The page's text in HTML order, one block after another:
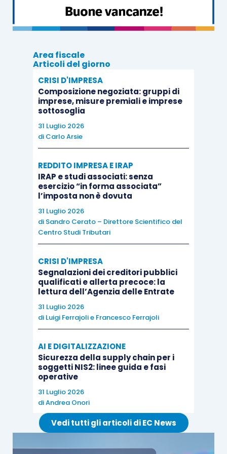
documentazioneivi contenutaprima
scadenza del termine diconservazione(10 anni).
Modifiche e integrazioni sono possibili
solamentein circostanze
necessitàravvisata dal revisore dimeglio
illustrarela documentazione giàesistente
esempio, a seguito di commenti
corso delleispezioni
controllo interno o esternodella qualità). In tali
casi il revisoredeveperò documentare le
specificheragioni che hanno reso
apportare modifiche o aggiunte e
quandoeda chi
effettuate eriesaminate.
Secondo quanto disposto dal
internazionale sul controllo della qualità ISQC
Italia 1, il revisore è altresì onerato di stabilire
direttive
riservatezza, lacustodia, l’
accessibilitàe larecuperabilitàdella
documentazione dell’incarico.
paragrafo A63
, il predetto principio chiarisce
inoltre che “A meno che
specifichino diversamente, la
dell’incaricoè di proprietàdel soggetto abilitato.
[Pertanto]Il soggetto abilitato,a sua discrezione ,
Area fiscale
Articoli del giorno
CRISI D'IMPRESA
Composizione negoziata: gruppi di
imprese, misure premiali e imprese
sottosoglia
31 Luglio 2026
di Carlo Arsie
REDDITO IMPRESA E IRAP
IRAP e studi associati: senza
esercizio “in forma associata”
l’imposta non è dovuta
31 Luglio 2026
di Sandro Cerato – Direttore Scientifico del
Centro Studi Tributari
CRISI D'IMPRESA
Segnalazioni dei creditori pubblici
qualificati e allerta precoce: la
lettura dell’Agenzia delle Entrate
31 Luglio 2026
di Luigi Ferrajolie Francesco Ferrajoli
AI E DIGITALIZZAZIONE
Sicurezza della supply chain per i
soggetti NIS2: linee guida e fasi
operative
31 Luglio 2026
diAndrea Onori
Vedi tutti gli articoli di EC News